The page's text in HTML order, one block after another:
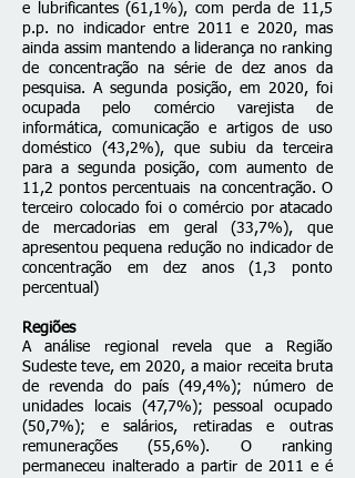
e lubrificantes (61,1%), com perda de 11,5
p.p. no indicador entre 2011 e 2020, mas
ainda assim mantendo a liderança no ranking
de concentração na série de dez anos da
pesquisa. A segunda posição, em 2020, foi
ocupada pelo comércio varejista de
informática, comunicação e artigos de uso
doméstico (43,2%), que subiu da terceira
para a segunda posição, com aumento de
11,2 pontos percentuais na concentração. O
terceiro colocado foi o comércio por atacado
de mercadorias em geral (33,7%), que
apresentou pequena redução no indicador de
concentração em dez anos (1,3 ponto
percentual)
Regiões
A análise regional revela que a Região
Sudeste teve, em 2020, a maior receita bruta
de revenda do país (49,4%); número de
unidades locais (47,7%); pessoal ocupado
(50,7%); e salários, retiradas e outras
remunerações (55,6%). O ranking
permaneceu inalterado a partir de 2011 e é